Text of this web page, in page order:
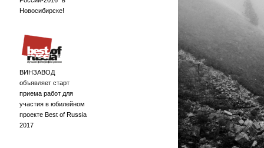
Новосибирске!
ВИНЗАВОД
объявляет старт
приема работ для
участия в юбилейном
проекте Best of Russia
2017